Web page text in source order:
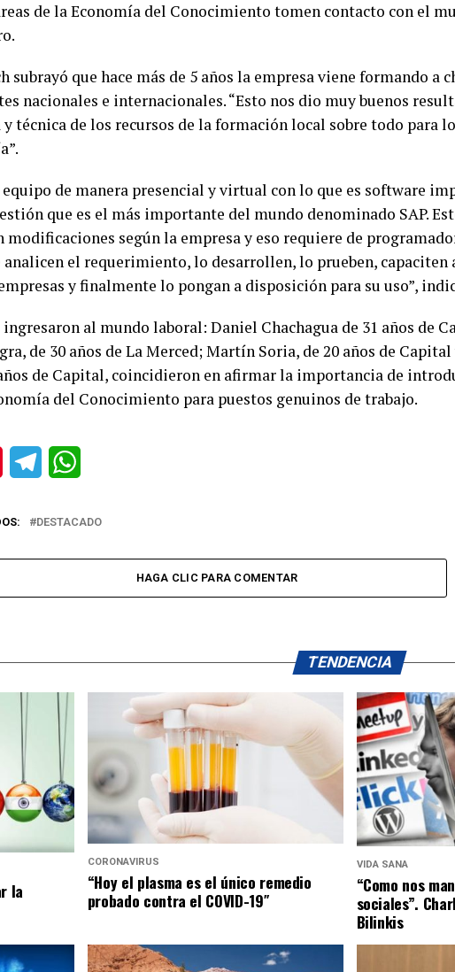
de la Economía del Conocimiento tomen contacto con el
subrayó que hace más de 5 años la empresa viene formando a
nacionales e internacionales. “Esto nos dio muy buenos
técnica de los recursos de la formación local sobre todo para
equipo de manera presencial y virtual con lo que es software
que es el más importante del mundo denominado SAP.
según la empresa y eso requiere de
el requerimiento, lo desarrollen, lo prueben, capaciten
y finalmente lo pongan a disposición para su uso”,
al mundo laboral: Daniel Chachagua de 31 años de
de 30 años de La Merced; Martín Soria, de 20 años de
de Capital, coincidieron en afirmar la importancia de
del Conocimiento para puestos genuinos de trabajo.
PinterestTelegram
DESTACADO
HAGA CLIC PARA COMENTAR
TENDENCIA
la
CORONAVIRUS
“Hoy el plasma es el único remedio
probado contra el COVID-19″
VIDA SANA
“Como nos
sociales”.
Bilinkis